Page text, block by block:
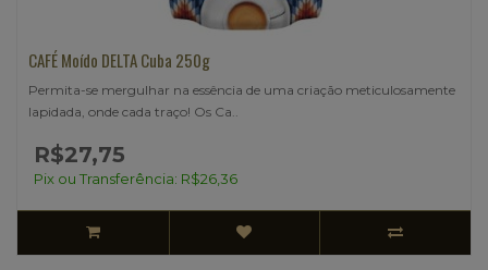
CAFÉ Moído DELTA Cuba 250g
Permita-se mergulhar na essência de uma criação meticulosamente
lapidada, onde cada traço! Os Ca..
R$27,75
Pix ou Transferência: R$26,36